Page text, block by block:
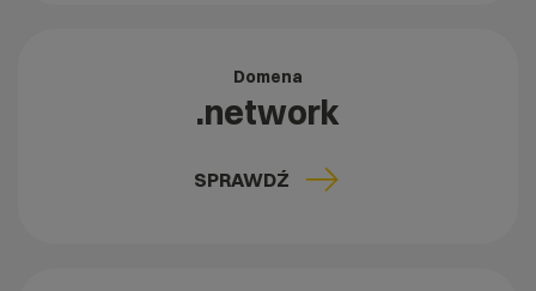
Domena
.network
SPRAWDŹ